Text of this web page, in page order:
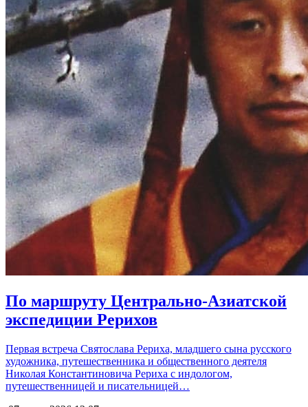
По маршруту Центрально-Азиатской
экспедиции Рерихов
Первая встреча Святослава Рериха, младшего сына русского
художника, путешественника и общественного деятеля
Николая Константиновича Рериха с индологом,
путешественницей и писательницей…